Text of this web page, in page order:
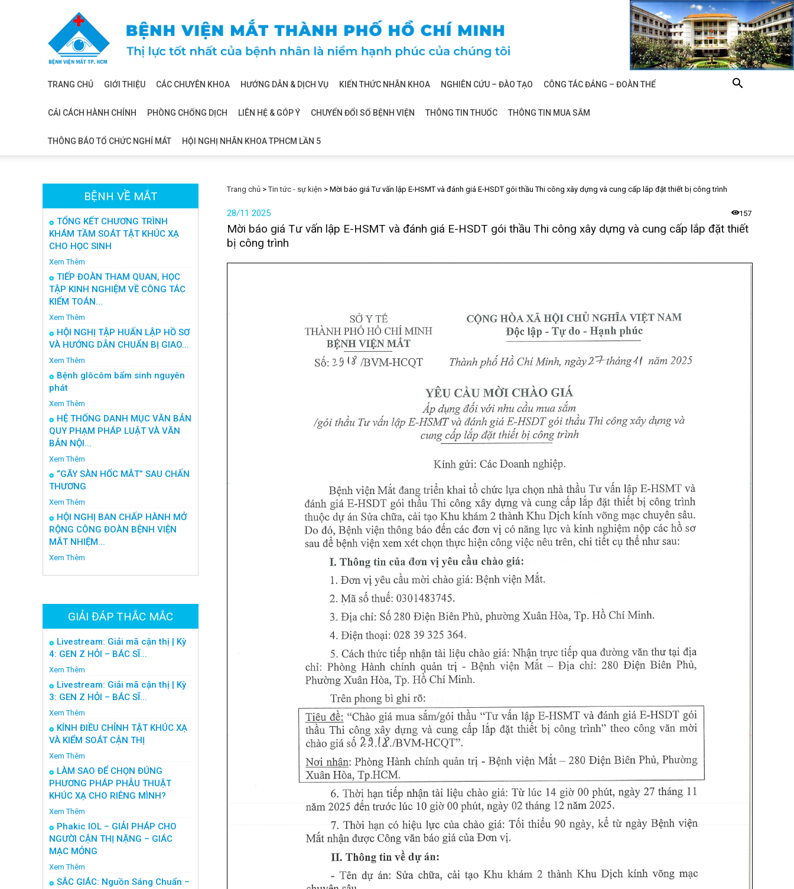
mắt
TRANG CHỦ GIỚI THIỆU CÁC CHUYÊN KHOA HƯỚNG DẪN & DỊCH VỤ KIẾN THỨC NHÃN KHOA NGHIÊN CỨU – ĐÀO TẠO CÔNG TÁC ĐẢNG – ĐOÀN THỂ
CẢI CÁCH HÀNH CHÍNH PHÒNG CHỐNG DỊCH LIÊN HỆ & GÓP Ý CHUYỂN ĐỔI SỐ BỆNH VIỆN THÔNG TIN THUỐC THÔNG TIN MUA SẮM
THÔNG BÁO TỔ CHỨC NGHỈ MÁT HỘI NGHỊ NHÃN KHOA TPHCM LẦN 5
Trang chủ >Tin tức - sự kiện > Mời báo giá Tư vấn lập E-HSMT và đánh giá E-HSDT gói thầu Thi công xây dựng và cung cấp lắp đặt thiết bị công trình
28/11 2025 157
Mời báo giá Tư vấn lập E-HSMT và đánh giá E-HSDT gói thầu Thi công xây dựng và cung cấp lắp đặt thiết
bị công trình
BỆNH VỀ MẮT
TỔNG KẾT CHƯƠNG TRÌNH
KHÁM TẦM SOÁT TẬT KHÚC XẠ
CHO HỌC SINH
Xem Thêm
TIẾP ĐOÀN THAM QUAN, HỌC
TẬP KINH NGHIỆM VỀ CÔNG TÁC
KIỂM TOÁN...
Xem Thêm
HỘI NGHỊ TẬP HUẤN LẬP HỒ SƠ
VÀ HƯỚNG DẪN CHUẨN BỊ GIAO...
Xem Thêm
Bệnh glôcôm bẩm sinh nguyên
phát
Xem Thêm
HỆ THỐNG DANH MỤC VĂN BẢN
QUY PHẠM PHÁP LUẬT VÀ VĂN
BẢN NỘI...
Xem Thêm
“GÃY SÀN HỐC MẮT” SAU CHẤN
THƯƠNG
Xem Thêm
HỘI NGHỊ BAN CHẤP HÀNH MỞ
RỘNG CÔNG ĐOÀN BỆNH VIỆN
MẮT NHIỆM...
Xem Thêm
GIẢI ĐÁP THẮC MẮC
Livestream: Giải mã cận thị | Kỳ
4: GEN Z HỎI – BÁC SĨ...
Xem Thêm
Livestream: Giải mã cận thị | Kỳ
3: GEN Z HỎI – BÁC SĨ...
Xem Thêm
KÍNH ĐIỀU CHỈNH TẬT KHÚC XẠ
VÀ KIỂM SOÁT CẬN THỊ
Xem Thêm
LÀM SAO ĐỂ CHỌN ĐÚNG
PHƯƠNG PHÁP PHẪU THUẬT
KHÚC XẠ CHO RIÊNG MÌNH?
Xem Thêm
Phakic IOL – GIẢI PHÁP CHO
NGƯỜI CẬN THỊ NẶNG – GIÁC
MẠC MỎNG
Xem Thêm
SẮC GIÁC: Nguồn Sáng Chuẩn –